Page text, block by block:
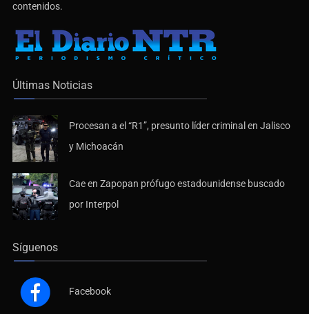
contenidos.
Últimas Noticias
Procesan a el “R1”, presunto líder criminal en Jalisco
y Michoacán
Cae en Zapopan prófugo estadounidense buscado
por Interpol
Síguenos
Facebook